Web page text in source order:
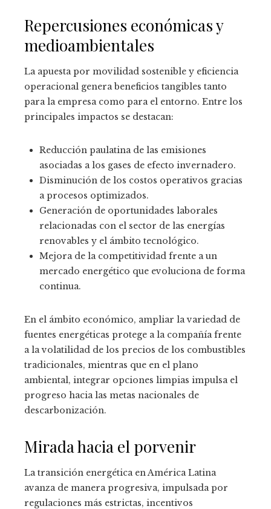
Repercusiones económicas y
medioambientales
La apuesta por movilidad sostenible y eficiencia
operacional genera beneficios tangibles tanto
para la empresa como para el entorno. Entre los
principales impactos se destacan:
Reducción paulatina de las emisiones
asociadas a los gases de efecto invernadero.
Disminución de los costos operativos gracias
a procesos optimizados.
Generación de oportunidades laborales
relacionadas con el sector de las energías
renovables y el ámbito tecnológico.
Mejora de la competitividad frente a un
mercado energético que evoluciona de forma
continua.
En el ámbito económico, ampliar la variedad de
fuentes energéticas protege a la compañía frente
a la volatilidad de los precios de los combustibles
tradicionales, mientras que en el plano
ambiental, integrar opciones limpias impulsa el
progreso hacia las metas nacionales de
descarbonización.
Mirada hacia el porvenir
La transición energética en América Latina
avanza de manera progresiva, impulsada por
regulaciones más estrictas, incentivos